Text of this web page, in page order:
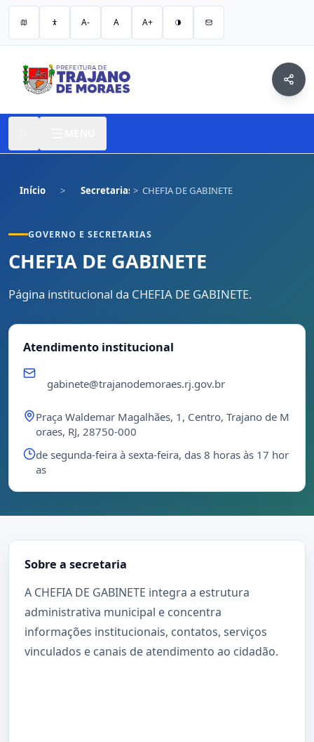
A- A A+
Início Secretarias CHEFIA DE GABINETE
GOVERNO E SECRETARIAS
CHEFIA DE GABINETE
Página institucional da CHEFIA DE GABINETE.
Atendimento institucional
gabinete@trajanodemoraes.rj.gov.br
Praça Waldemar Magalhães, 1, Centro, Trajano de M
oraes, RJ, 28750-000
de segunda-feira à sexta-feira, das 8 horas às 17 hor
as
Sobre a secretaria
A CHEFIA DE GABINETE integra a estrutura
administrativa municipal e concentra
informações institucionais, contatos, serviços
vinculados e canais de atendimento ao cidadão.